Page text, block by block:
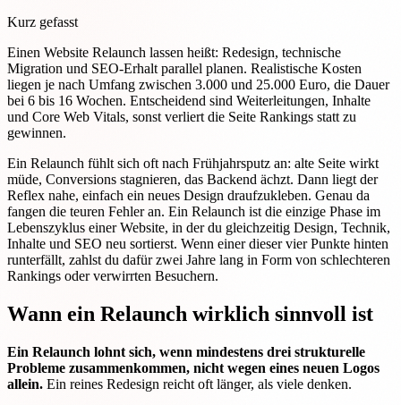
Kurz gefasst
Einen Website Relaunch lassen heißt: Redesign, technische
Migration und SEO-Erhalt parallel planen. Realistische Kosten
liegen je nach Umfang zwischen 3.000 und 25.000 Euro, die Dauer
bei 6 bis 16 Wochen. Entscheidend sind Weiterleitungen, Inhalte
und Core Web Vitals, sonst verliert die Seite Rankings statt zu
gewinnen.
Ein Relaunch fühlt sich oft nach Frühjahrsputz an: alte Seite wirkt
müde, Conversions stagnieren, das Backend ächzt. Dann liegt der
Reflex nahe, einfach ein neues Design draufzukleben. Genau da
fangen die teuren Fehler an. Ein Relaunch ist die einzige Phase im
Lebenszyklus einer Website, in der du gleichzeitig Design, Technik,
Inhalte und SEO neu sortierst. Wenn einer dieser vier Punkte hinten
runterfällt, zahlst du dafür zwei Jahre lang in Form von schlechteren
Rankings oder verwirrten Besuchern.
Wann ein Relaunch wirklich sinnvoll ist
Ein Relaunch lohnt sich, wenn mindestens drei strukturelle
Probleme zusammenkommen, nicht wegen eines neuen Logos
allein. Ein reines Redesign reicht oft länger, als viele denken.